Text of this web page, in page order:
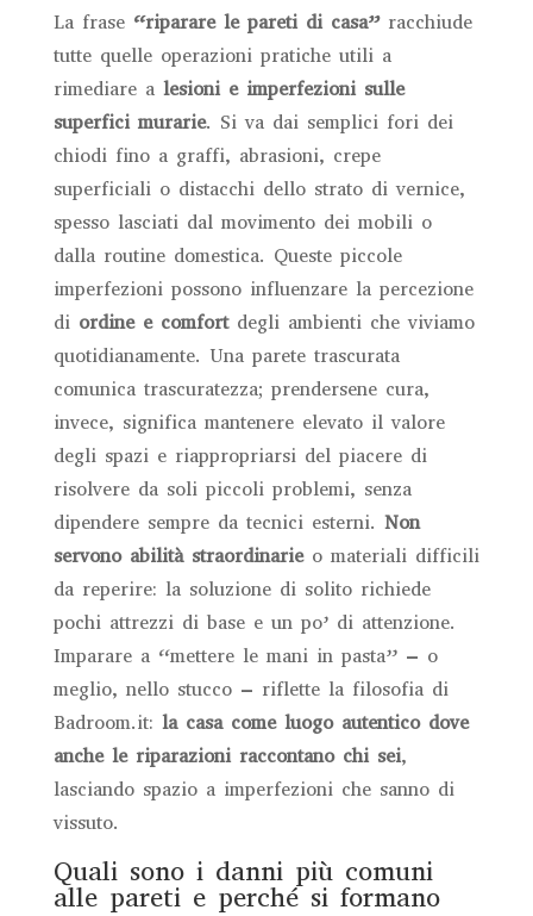
La frase “riparare le pareti di casa”racchiude
tutte quelle operazioni pratiche utili a
rimediare a lesioni e imperfezioni sulle
superfici murarie. Si va dai semplici fori dei
chiodi fino a graffi, abrasioni, crepe
superficiali o distacchi dello strato di vernice,
spesso lasciati dal movimento dei mobili o
dalla routine domestica. Queste piccole
imperfezioni possono influenzare la percezione
di ordine e comfortdegli ambienti che viviamo
quotidianamente. Una parete trascurata
comunica trascuratezza; prendersene cura,
invece, significa mantenere elevato il valore
degli spazi e riappropriarsi del piacere di
risolvere da soli piccoli problemi, senza
dipendere sempre da tecnici esterni. Non
servono abilità straordinarieo materiali difficili
da reperire: la soluzione di solito richiede
pochi attrezzi di base e un po’ di attenzione.
Imparare a “mettere le mani in pasta” – o
meglio, nello stucco – riflette la filosofia di
Badroom.it: la casa come luogo autentico dove
anche le riparazioni raccontano chi sei,
lasciando spazio a imperfezioni che sanno di
vissuto.
Quali sono i danni più comuni
alle pareti e perché si formano